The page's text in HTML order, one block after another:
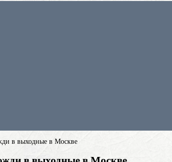
в выходные в Москве